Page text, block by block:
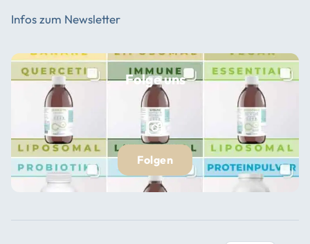
Infos zum Newsletter
Folge uns
Folgen